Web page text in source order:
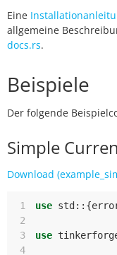
Eine
allgemeine
docs.rs.
Beispiele
Der folgende
Simple
Download
1 use std :: {
2
3
use
4